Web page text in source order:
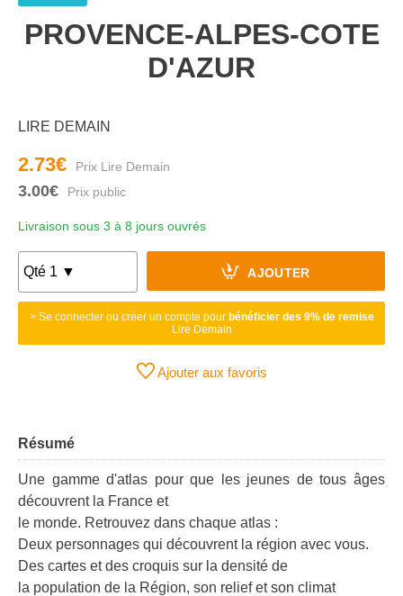
PROVENCE-ALPES-COTE
D'AZUR
LIRE DEMAIN
2.73€
3.00€
Livraison sous 3 à 8 jours ouvrés
AJOUTER
> Se connecter ou créer un compte pour bénéficier des 9% de remise
Lire Demain
Ajouter aux favoris
Résumé
Une gamme d'atlas pour que les jeunes de tous âges
découvrent la France et
le monde. Retrouvez dans chaque atlas :
Deux personnages qui découvrent la région avec vous.
Des cartes et des croquis sur la densité de
la population de la Région, son relief et son climat